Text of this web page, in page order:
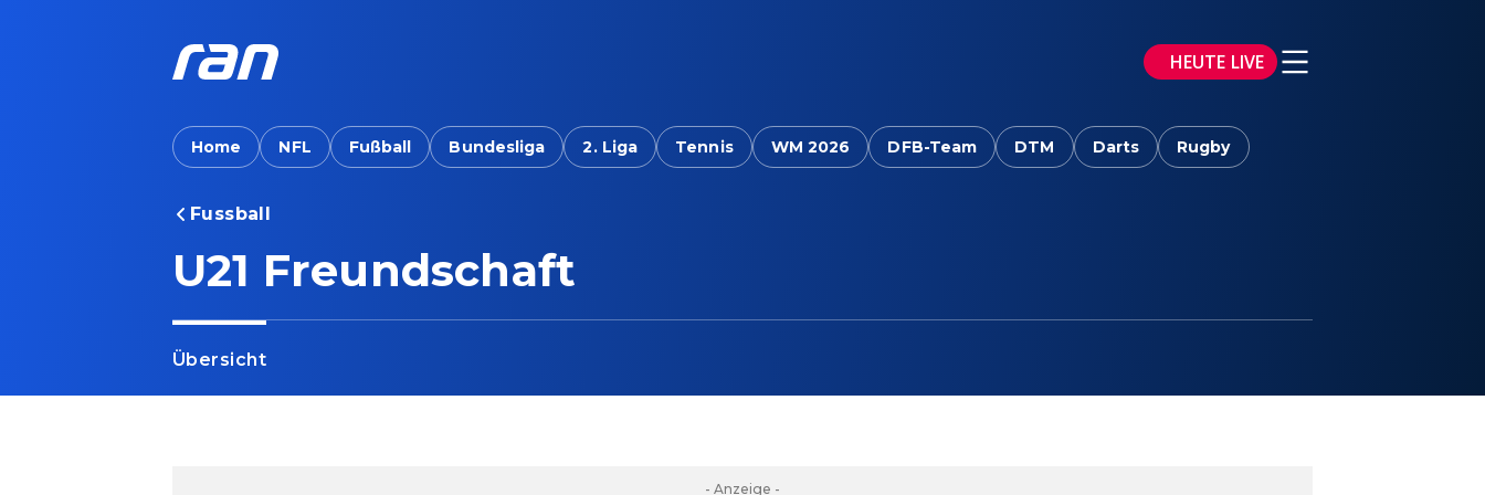
HEUTE LIVE
Home NFL Fußball Bundesliga 2. Liga Tennis WM 2026 DFB-Team DTM Darts Rugby
Fussball
U21 Freundschaft
Übersicht
- Anzeige -